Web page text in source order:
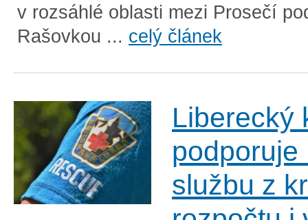
v rozsáhlé oblasti mezi Prosečí
Rašovkou ... celý článek
Liberecký
podporuje
službu z